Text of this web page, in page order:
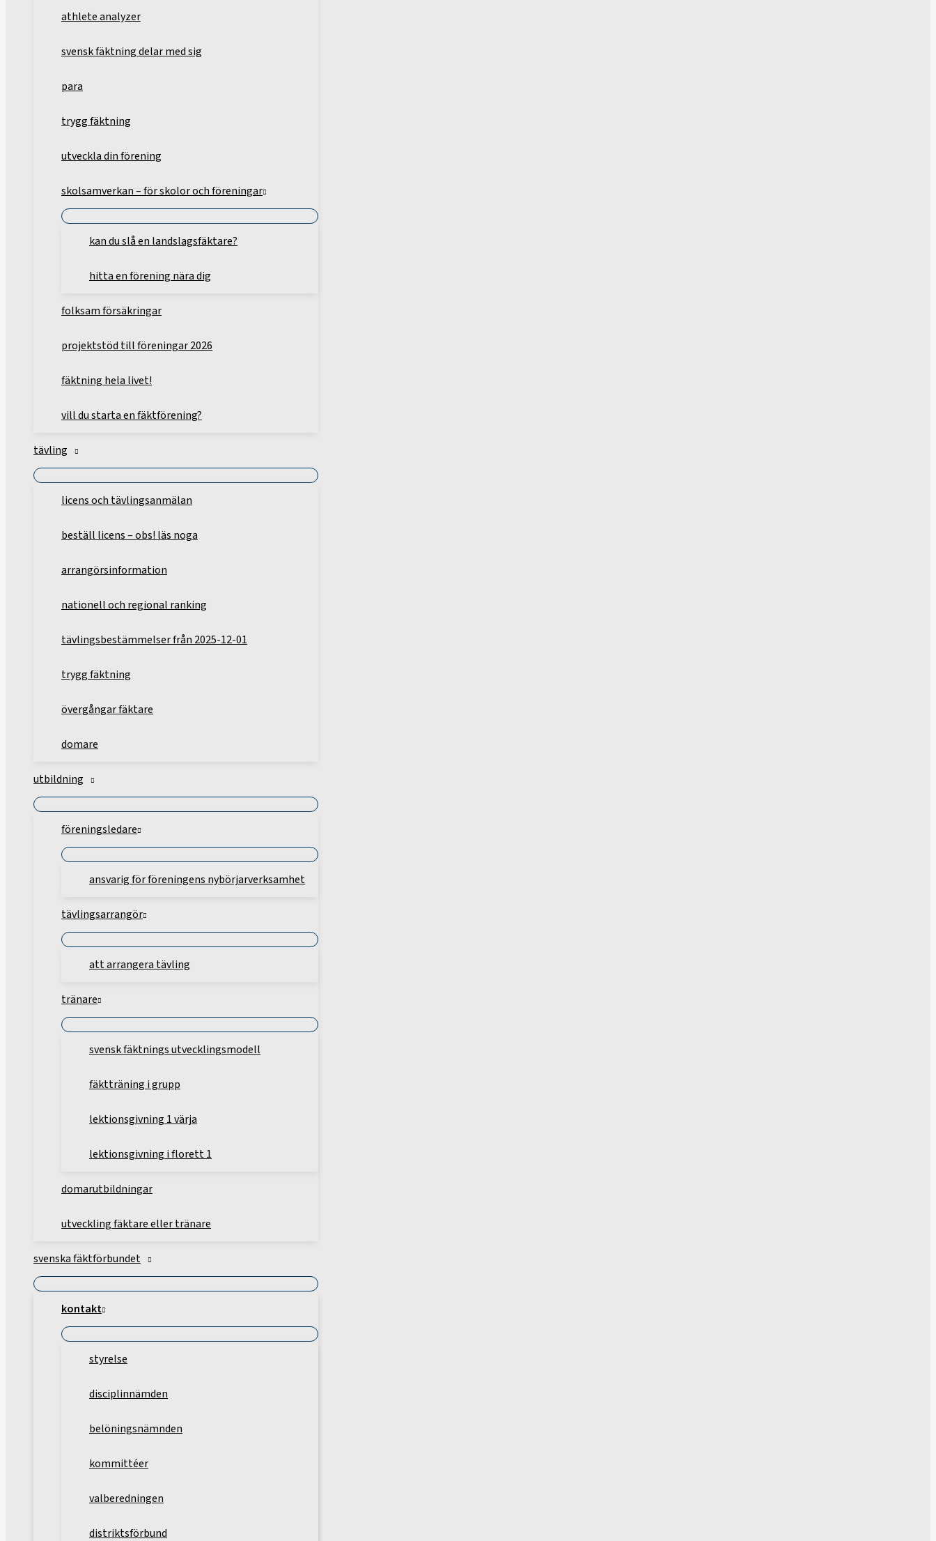
athlete analyzer
svensk fäktning delar med sig
para
trygg fäktning
utveckla din förening
skolsamverkan – för skolor och föreningar
kan du slå en landslagsfäktare?
hitta en förening nära dig
folksam försäkringar
projektstöd till föreningar 2026
fäktning hela livet!
vill du starta en fäktförening?
tävling
licens och tävlingsanmälan
beställ licens – obs! läs noga
arrangörsinformation
nationell och regional ranking
tävlingsbestämmelser från 2025-12-01
trygg fäktning
övergångar fäktare
domare
utbildning
föreningsledare
ansvarig för föreningens nybörjarverksamhet
tävlingsarrangör
att arrangera tävling
tränare
svensk fäktnings utvecklingsmodell
fäktträning i grupp
lektionsgivning 1 värja
lektionsgivning i florett 1
domarutbildningar
utveckling fäktare eller tränare
svenska fäktförbundet
kontakt
styrelse
disciplinnämden
belöningsnämnden
kommittéer
valberedningen
distriktsförbund